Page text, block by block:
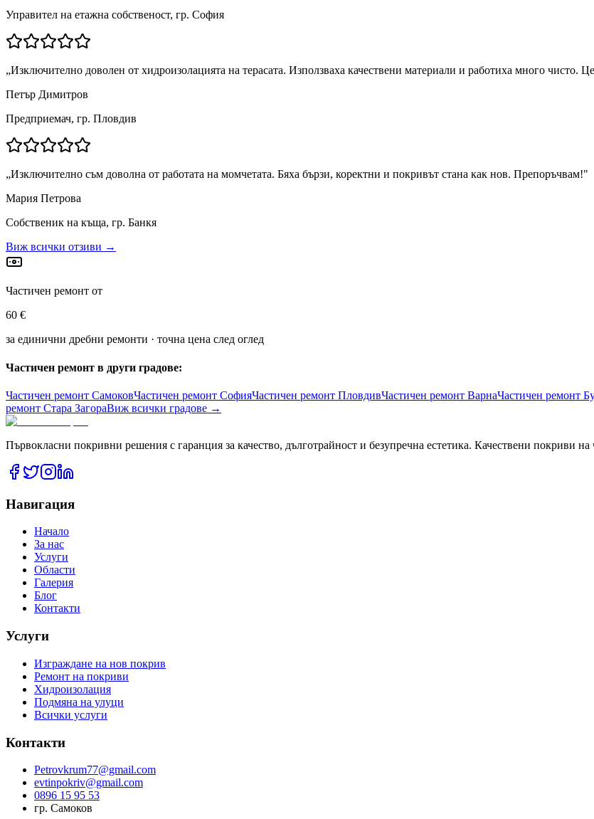
Управител на етажна собственост, гр. София
„Изключително доволен от хидроизолацията на терасата. Използваха качествени материали и работиха много чисто.
Петър Димитров
Предприемач, гр. Пловдив
„Изключително съм доволна от работата на момчетата. Бяха бързи, коректни и покривът стана как нов. Препоръчвам!"
Мария Петрова
Собственик на къща, гр. Банкя
Виж всички отзиви →
Частичен ремонт от
60 €
за единични дребни ремонти · точна цена след оглед
Частичен ремонт в други градове:
Частичен ремонт СамоковЧастичен ремонт СофияЧастичен ремонт ПловдивЧастичен ремонт ВарнаЧастичен ремонт
ремонт Стара ЗагораВиж всички градове →
Първокласни покривни решения с гаранция за качество, дълготрайност и безупречна естетика. Качествени покриви
Навигация
Начало
За нас
Услуги
Области
Галерия
Блог
Контакти
Услуги
Изграждане на нов покрив
Ремонт на покриви
Хидроизолация
Подмяна на улуци
Всички услуги
Контакти
Petrovkrum77@gmail.com
evtinpokriv@gmail.com
0896 15 95 53
гр. Самоков